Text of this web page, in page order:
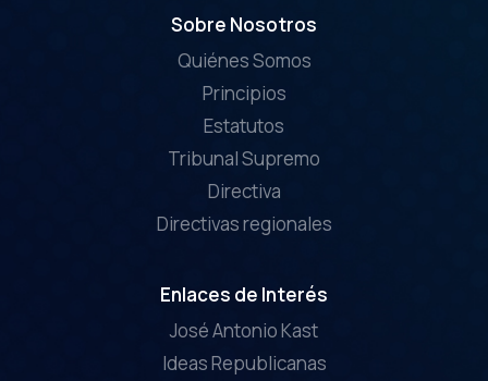
Sobre Nosotros
Quiénes Somos
Principios
Estatutos
Tribunal Supremo
Directiva
Directivas regionales
Enlaces de Interés
José Antonio Kast
Ideas Republicanas